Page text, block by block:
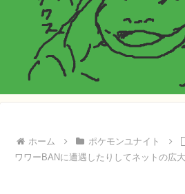
ホーム ポケモンユナイト
ワワーBANに遭遇したりしてネットの広